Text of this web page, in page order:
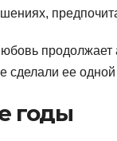
продолжает
сделали ее
годы